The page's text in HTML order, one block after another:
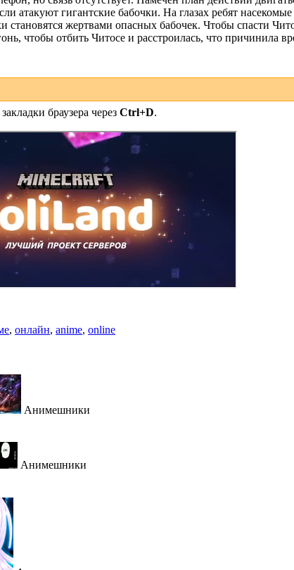
атакуют гигантские бабочки. На глазах ребят
жертвами опасных бабочек. Чтобы спасти
чтобы отбить Читосе и расстроилась, что причинила
браузера через Ctrl+D.
, онлайн, anime, online
Анимешники
Анимешники